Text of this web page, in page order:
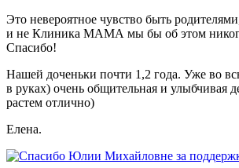
Это невероятное чувство быть
и не Клиника МАМА мы бы об этом
Спасибо!
Нашей доченьки почти 1,2 года. Уже во
в руках) очень общительная и улыбчивая
растем отлично)
Елена.